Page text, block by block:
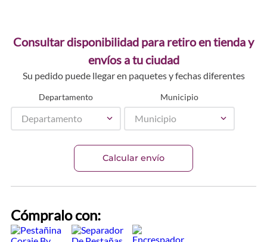
Consultar disponibilidad para retiro en tienda y
envíos a tu ciudad
Su pedido puede llegar en paquetes y fechas diferentes
Departamento
Departamento
Municipio
Municipio
Calcular envío
Cómpralo con: